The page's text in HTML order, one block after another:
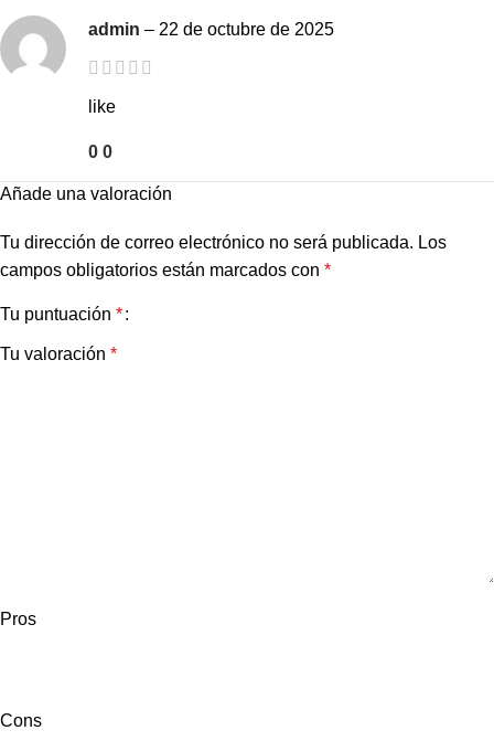
admin – 22 de octubre de 2025
like
0 0
Añade una valoración
Tu dirección de correo electrónico no será publicada. Los
campos obligatorios están marcados con *
Tu puntuación *
Tu valoración *
Pros
Cons